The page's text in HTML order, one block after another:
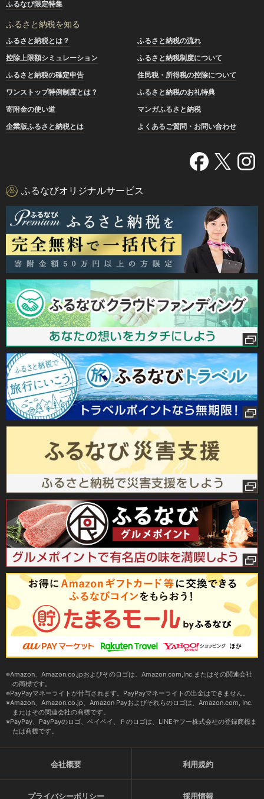
ふるなび限定特集
ふるさと納税を知る
ふるさと納税とは？
ふるさと納税の流れ
控除上限額シミュレーション
ふるさと納税制度について
ふるさと納税の確定申告
住民税・所得税の控除について
ワンストップ特例制度とは？
ふるさと納税のお礼特典
寄附金の使い道
マンガふるさと納税
企業版ふるさと納税とは
よくあるご質問・お問い合わせ
ふるなびオリジナルサービス
Amazon、Amazon.co.jpおよびそのロゴは、Amazon.com,Inc.またはその関連会社
の商標です。
PayPayマネーライトが付与されます。PayPayマネーライトの出金はできません。
Amazon、Amazon.co.jp、Amazon Payおよびそれらのロゴは、Amazon.com, Inc.
またはその関連会社の商標です。
PayPay、PayPayのロゴ、ペイペイ、Ｐのロゴは、LINEヤフー株式会社の登録商標ま
たは商標です。
会社概要 利用規約
プライバシーポリシー 採用情報